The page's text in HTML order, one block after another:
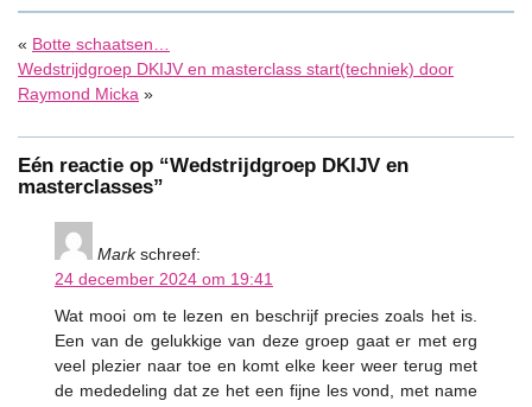
« Botte schaatsen…
Wedstrijdgroep DKIJV en masterclass start(techniek) door
Raymond Micka »
Eén reactie op “Wedstrijdgroep DKIJV en
masterclasses”
Mark schreef:
24 december 2024 om 19:41
Wat mooi om te lezen en beschrijf precies zoals het is.
Een van de gelukkige van deze groep gaat er met erg
veel plezier naar toe en komt elke keer weer terug met
de mededeling dat ze het een fijne les vond, met name